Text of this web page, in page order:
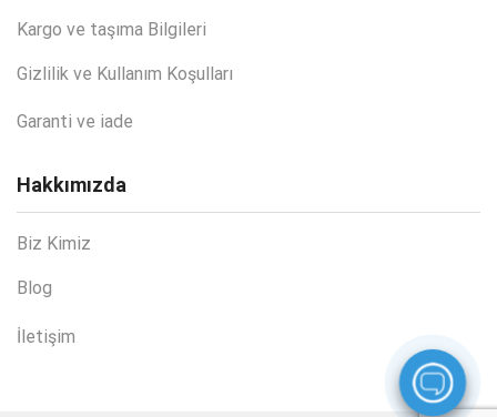
Kargo ve taşıma Bilgileri
Gizlilik ve Kullanım Koşulları
Garanti ve iade
Hakkımızda
Biz Kimiz
Blog
İletişim